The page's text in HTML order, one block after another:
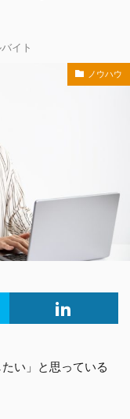
イト
ノウハウ
い」と思っている